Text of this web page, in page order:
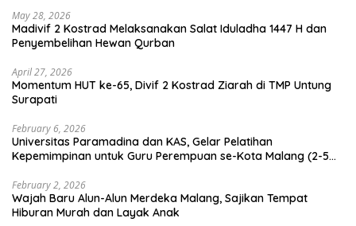
May 28, 2026
Madivif 2 Kostrad Melaksanakan Salat Iduladha 1447 H dan
Penyembelihan Hewan Qurban
April 27, 2026
Momentum HUT ke-65, Divif 2 Kostrad Ziarah di TMP Untung
Surapati
February 6, 2026
Universitas Paramadina dan KAS, Gelar Pelatihan
Kepemimpinan untuk Guru Perempuan se-Kota Malang (2-5
February 2, 2026
Wajah Baru Alun-Alun Merdeka Malang, Sajikan Tempat
Hiburan Murah dan Layak Anak